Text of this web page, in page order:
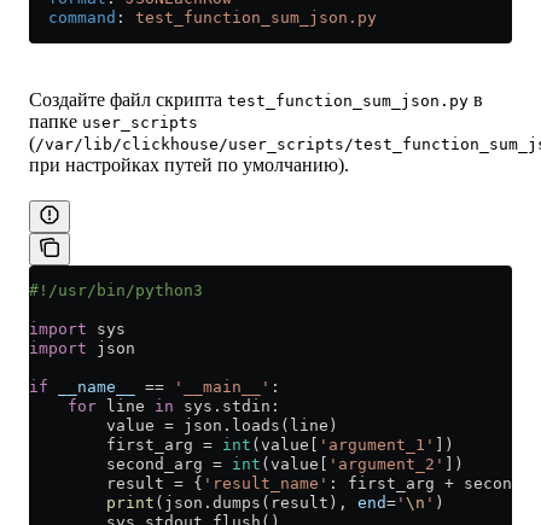
  command
: test_function_sum_json.py
Создайте файл скрипта test_function_sum_json.py в
папке user_scripts
(/var/lib/clickhouse/user_scripts/
при настройках путей по умолчанию).
#!/usr/bin/python3
import sys
import json
if __name__ == '__main__' :
    for
line in sys.stdin:
        value
= json.loads(line)
        first_arg
= int (value[ 'argument_1'
])
        second_arg
= int (value[ 'argument_2'
])
        result
= { 'result_name' : first_arg +
        print
(json.dumps(result), end= ' \n ' )